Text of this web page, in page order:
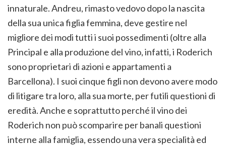
innaturale. Andreu, rimasto vedovo dopo la nascita
della sua unica figlia femmina, deve gestire nel
migliore dei modi tutti i suoi possedimenti (oltre alla
Principal e alla produzione del vino, infatti, i Roderich
sono proprietari di azioni e appartamenti a
Barcellona). I suoi cinque figli non devono avere modo
di litigare tra loro, alla sua morte, per futili questioni di
eredità. Anche e soprattutto perché il vino dei
Roderich non può scomparire per banali questioni
interne alla famiglia, essendo una vera specialità ed